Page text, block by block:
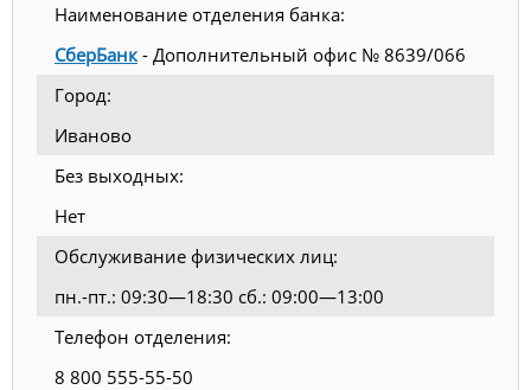
Наименование отделения банка:
СберБанк - Дополнительный офис № 8639/066
Город:
Иваново
Без выходных:
Нет
Обслуживание физических лиц:
пн.-пт.: 09:30—18:30 сб.: 09:00—13:00
Телефон отделения:
8 800 555-55-50